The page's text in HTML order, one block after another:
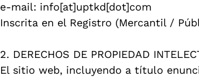
e-mail: info[at]uptkd[dot]com
Inscrita en el Registro (Mercantil /
2. DERECHOS DE PROPIEDAD
El sitio web, incluyendo a título